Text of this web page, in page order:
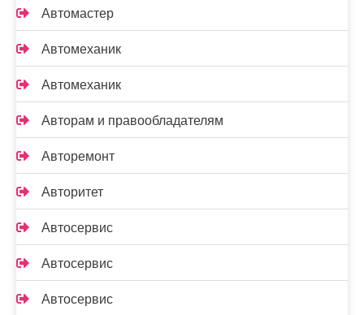
Автомастер
Автомеханик
Автомеханик
Авторам и правообладателям
Авторемонт
Авторитет
Автосервис
Автосервис
Автосервис